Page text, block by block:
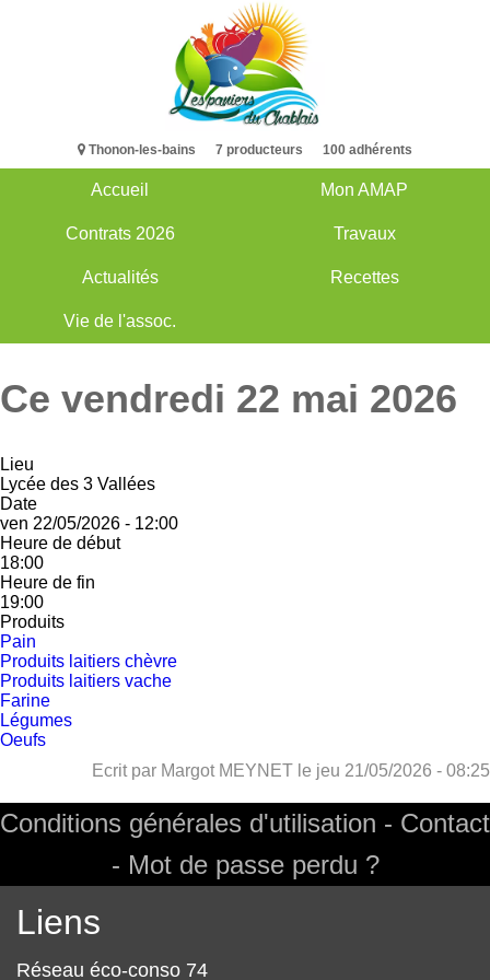
Thonon-les-bains 7 producteurs 100 adhérents
Accueil Mon AMAP
Contrats 2026 Travaux
Actualités Recettes
Vie de l'assoc.
Ce vendredi 22 mai 2026
Lieu
Lycée des 3 Vallées
Date
ven 22/05/2026 - 12:00
Heure de début
18:00
Heure de fin
19:00
Produits
Pain
Produits laitiers chèvre
Produits laitiers vache
Farine
Légumes
Oeufs
Ecrit par Margot MEYNET le jeu 21/05/2026 - 08:25
Footer
Conditions générales d'utilisation
Contact
Mot de passe perdu ?
Liens
Réseau éco-conso 74